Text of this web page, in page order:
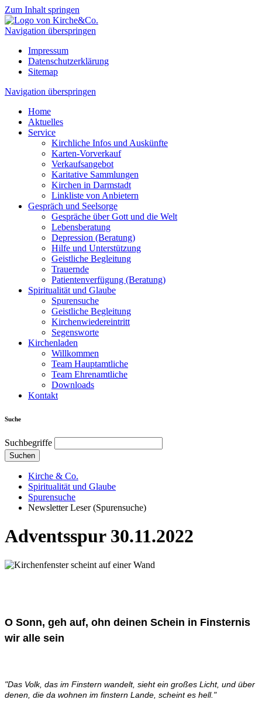
Zum Inhalt springen
Navigation überspringen
Impressum
Datenschutzerklärung
Sitemap
Navigation überspringen
Home
Aktuelles
Service
Kirchliche Infos und Auskünfte
Karten-Vorverkauf
Verkaufsangebot
Karitative Sammlungen
Kirchen in Darmstadt
Linkliste von Anbietern
Gespräch und Seelsorge
Gespräche über Gott und die Welt
Lebensberatung
Depression (Beratung)
Hilfe und Unterstützung
Geistliche Begleitung
Trauernde
Patientenverfügung (Beratung)
Spiritualität und Glaube
Spurensuche
Geistliche Begleitung
Kirchenwiedereintritt
Segensworte
Kirchenladen
Willkommen
Team Hauptamtliche
Team Ehrenamtliche
Downloads
Kontakt
Suche
Suchbegriffe
Suchen
Kirche & Co.
Spiritualität und Glaube
Spurensuche
Newsletter Leser (Spurensuche)
Adventsspur 30.11.2022
O Sonn, geh auf, ohn deinen Schein in Finsternis
wir alle sein
"Das Volk, das im Finstern wandelt, sieht ein großes Licht, und über
denen, die da wohnen im finstern Lande, scheint es hell."